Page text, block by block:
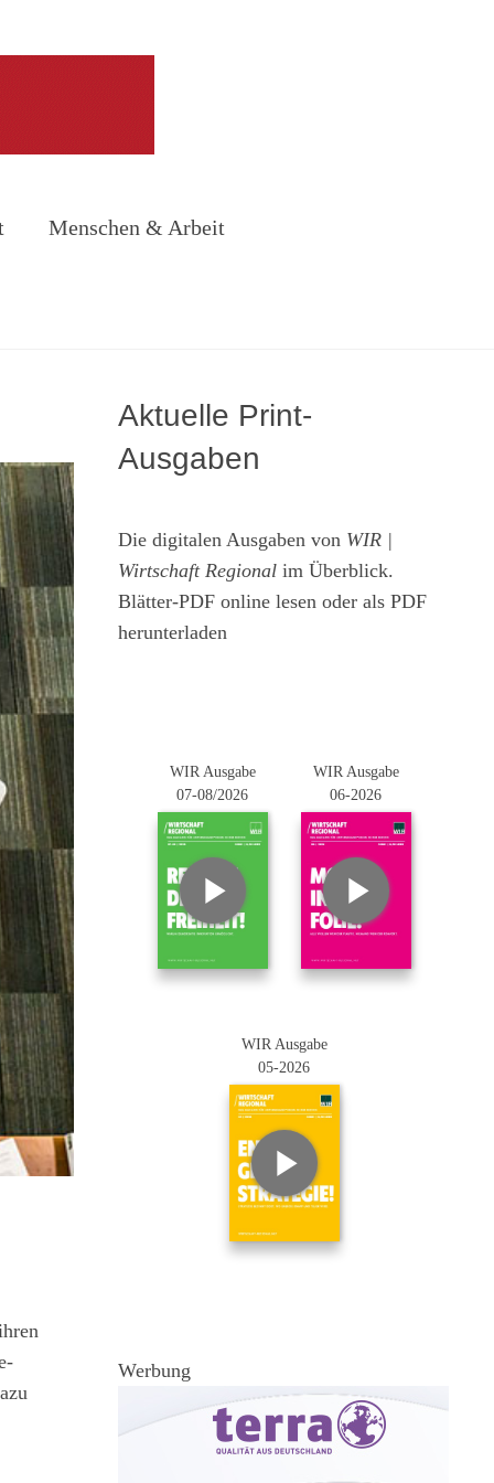
Menschen & Arbeit
Aktuelle Print-
Ausgaben
Die digitalen Ausgaben von WIR |
Wirtschaft Regional im Überblick.
Blätter-PDF online lesen oder als PDF
herunterladen
WIR Ausgabe
07-08/2026
WIR Ausgabe
06-2026
WIR Ausgabe
05-2026
Werbung